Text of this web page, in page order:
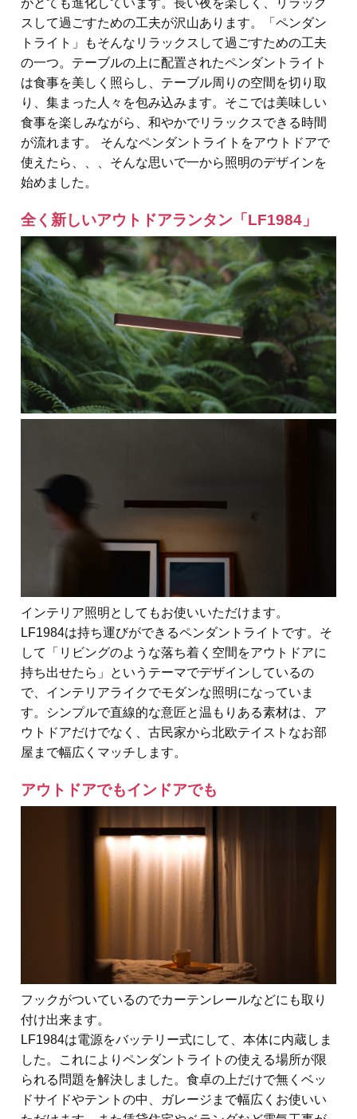
スして過ごすための工夫が沢山あります。「ペンダン
トライト」もそんなリラックスして過ごすための工夫
の一つ。テーブルの上に配置されたペンダントライト
は食事を美しく照らし、テーブル周りの空間を切り取
り、集まった人々を包み込みます。そこでは美味しい
食事を楽しみながら、和やかでリラックスできる時間
が流れます。 そんなペンダントライトをアウトドアで
使えたら、、、そんな思いで一から照明のデザインを
始めました。
全く新しいアウトドアランタン「LF1984」
インテリア照明としてもお使いいただけます。
LF1984は持ち運びができるペンダントライトです。そ
して「リビングのような落ち着く空間をアウトドアに
持ち出せたら」というテーマでデザインしているの
で、インテリアライクでモダンな照明になっていま
す。シンプルで直線的な意匠と温もりある素材は、ア
ウトドアだけでなく、古民家から北欧テイストなお部
屋まで幅広くマッチします。
アウトドアでもインドアでも
フックがついているのでカーテンレールなどにも取り
付け出来ます。
LF1984は電源をバッテリー式にして、本体に内蔵しま
した。これによりペンダントライトの使える場所が限
られる問題を解決しました。食卓の上だけで無くベッ
ドサイドやテントの中、ガレージまで幅広くお使いい